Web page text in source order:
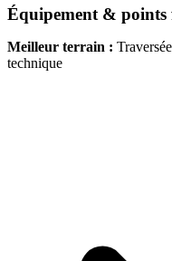
Équipement & points
Meilleur terrain :
technique